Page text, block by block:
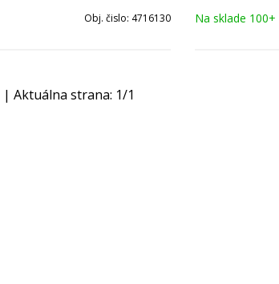
Obj. čislo: 4716130 Na sklade 100+
| Aktuálna strana: 1/1